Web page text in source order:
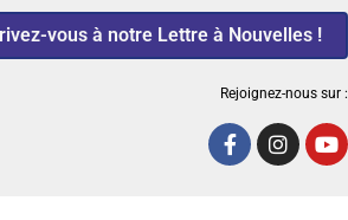
vous à notre Lettre à Nouvelles !
Rejoignez-nous sur :